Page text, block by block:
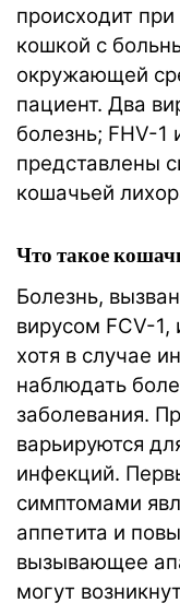
происходит при
кошкой с
окружающей
пациент. Два
болезнь; FHV-1
представлены
кошачьей
Что такое
Болезнь,
вирусом FCV-
хотя в случае
наблюдать
заболевания.
варьируются
инфекций.
симптомами
аппетита и
вызывающее
могут